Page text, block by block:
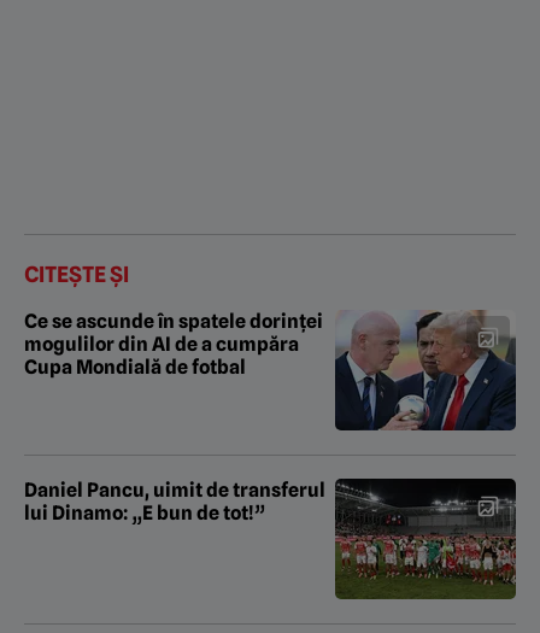
CITEȘTE ȘI
Ce se ascunde în spatele dorinței
mogulilor din AI de a cumpăra
Cupa Mondială de fotbal
Daniel Pancu, uimit de transferul
lui Dinamo: „E bun de tot!”